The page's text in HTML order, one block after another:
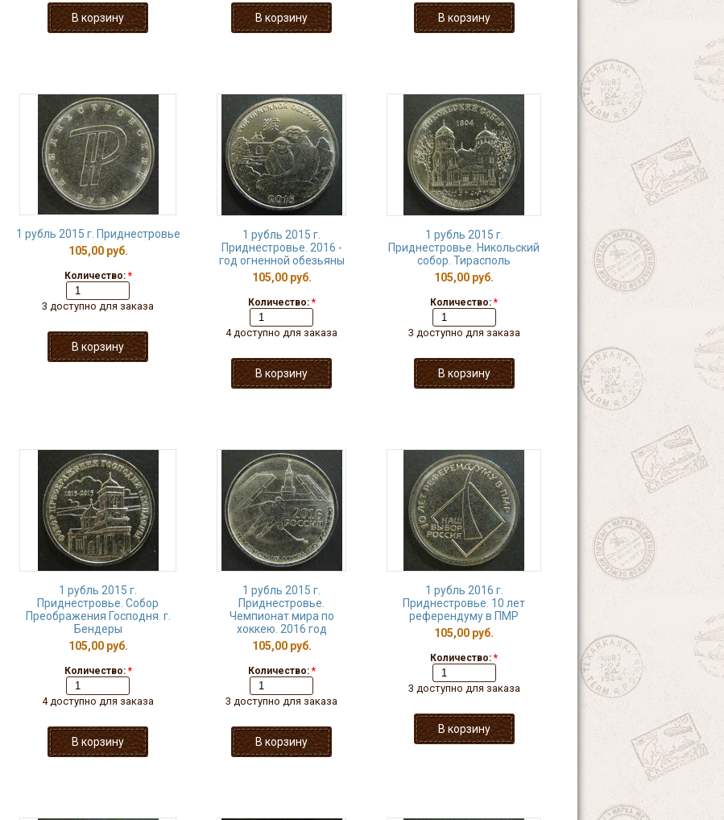
1 рубль 2015 г. Приднестровье
105,00 руб.
Количество: *
3 доступно для заказа
1 рубль 2015 г.
Приднестровье. 2016 -
год огненной обезьяны
105,00 руб.
Количество: *
4 доступно для заказа
1 рубль 2015 г.
Приднестровье. Никольский
собор. Тирасполь
105,00 руб.
Количество: *
3 доступно для заказа
1 рубль 2015 г.
Приднестровье. Собор
Преображения Господня. г.
Бендеры
105,00 руб.
Количество: *
4 доступно для заказа
1 рубль 2015 г.
Приднестровье.
Чемпионат мира по
хоккею. 2016 год
105,00 руб.
Количество: *
3 доступно для заказа
1 рубль 2016 г.
Приднестровье. 10 лет
референдуму в ПМР
105,00 руб.
Количество: *
3 доступно для заказа